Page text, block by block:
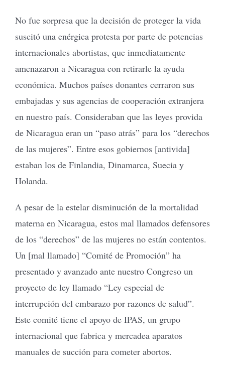
No fue sorpresa que la decisión de proteger la vida
suscitó una enérgica protesta por parte de potencias
internacionales abortistas, que inmediatamente
amenazaron a Nicaragua con retirarle la ayuda
económica. Muchos países donantes cerraron sus
embajadas y sus agencias de cooperación extranjera
en nuestro país. Consideraban que las leyes provida
de Nicaragua eran un “paso atrás” para los “derechos
de las mujeres”. Entre esos gobiernos [antivida]
estaban los de Finlandia, Dinamarca, Suecia y
Holanda.
A pesar de la estelar disminución de la mortalidad
materna en Nicaragua, estos mal llamados defensores
de los “derechos” de las mujeres no están contentos.
Un [mal llamado] “Comité de Promoción” ha
presentado y avanzado ante nuestro Congreso un
proyecto de ley llamado “Ley especial de
interrupción del embarazo por razones de salud”.
Este comité tiene el apoyo de IPAS, un grupo
internacional que fabrica y mercadea aparatos
manuales de succión para cometer abortos.